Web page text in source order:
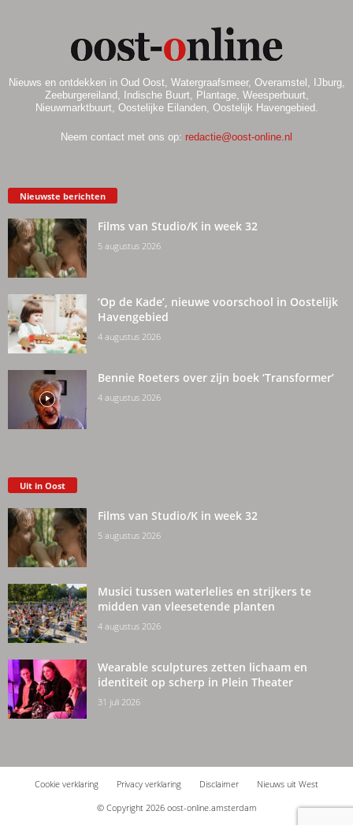
Nieuws en ontdekken in Oud Oost, Watergraafsmeer, Overamstel, IJburg,
Zeeburgereiland, Indische Buurt, Plantage, Weesperbuurt,
Nieuwmarktbuurt, Oostelijke Eilanden, Oostelijk Havengebied.
Neem contact met ons op: redactie@oost-online.nl
Nieuwste berichten
Films van Studio/K in week 32
5 augustus 2026
‘Op de Kade’, nieuwe voorschool in Oostelijk
Havengebied
4 augustus 2026
Bennie Roeters over zijn boek ‘Transformer’
4 augustus 2026
Uit in Oost
Films van Studio/K in week 32
5 augustus 2026
Musici tussen waterlelies en strijkers te
midden van vleesetende planten
4 augustus 2026
Wearable sculptures zetten lichaam en
identiteit op scherp in Plein Theater
31 juli 2026
Cookie verklaring Privacy verklaring Disclaimer
Nieuws uit West
© Copyright 2026 oost-online.amsterdam